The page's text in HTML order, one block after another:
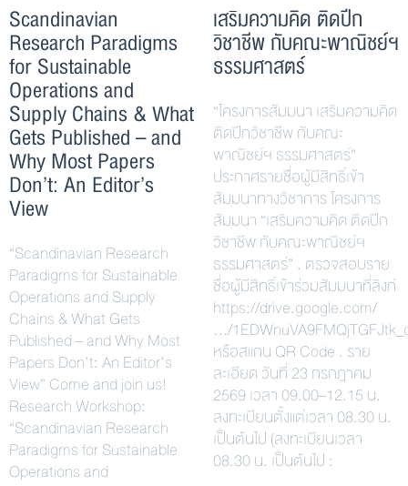
Scandinavian
Research Paradigms
for Sustainable
Operations and
Supply Chains & What
Gets Published – and
Why Most Papers
Don’t: An Editor’s
View
“Scandinavian Research
Paradigms for Sustainable
Operations and Supply
Chains & What Gets
Published – and Why Most
Papers Don’t: An Editor’s
View” Come and join us!
Research Workshop:
“Scandinavian Research
Paradigms for Sustainable
Operations and
เสริมความคิด ติดปีก
วิชาชีพ กับคณะพาณิชย์ฯ
ธรรมศาสตร์
“โครงการสัมมนา เสริมความคิด
ติดปีกวิชาชีพ กับคณะ
พาณิชย์ฯ ธรรมศาสตร์”
ประกาศรายชื่อผู้มีสิทธิ์เข้า
สัมมนาทางวิชาการ โครงการ
สัมมนา “เสริมความคิด ติดปีก
วิชาชีพ กับคณะพาณิชย์ฯ
ธรรมศาสตร์” . ตรวจสอบราย
ชื่อผู้มีสิทธิ์เข้าร่วมสัมมนาที่ลิงก์
https://drive.google.com/
…/
หรือสแกน QR Code . ราย
ละเอียด วันที่ 23 กรกฎาคม
2569 เวลา 09.00–12.15 น.
ลงทะเบียนตั้งแต่เวลา 08.30 น.
เป็นต้นไป (ลงทะเบียนเวลา
08.30 น. เป็นต้นไป :